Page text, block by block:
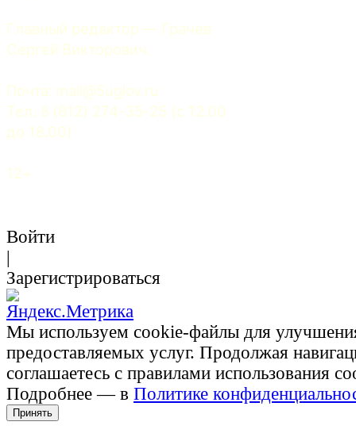
Главный редактор — Грачев
Сергей Викторович.
Почта: mail@5uglov.ru
Тел. 8 (812) 274-35-25 (c 12.00
до 18.00)
12+
Войти
|
Зарегистрироваться
Мы используем cookie-файлы для
предоставляемых услуг. Продолжая
соглашаетесь с правилами использования
Подробнее — в Политике
Принять